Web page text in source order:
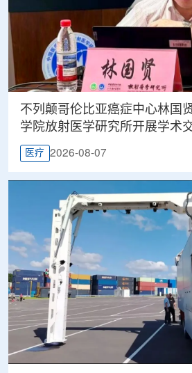
不列颠哥伦比亚癌症中心林国
学院放射医学研究所开展学术
医疗 2026-08-07